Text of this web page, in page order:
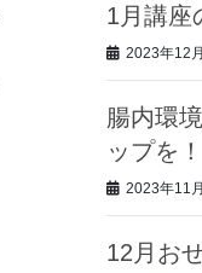
1月講座
2023年12
腸内環
ップを！
2023年11
12月お